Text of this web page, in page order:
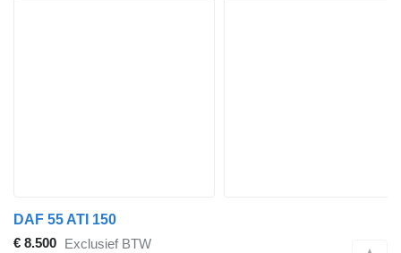
DAF 55 ATI 150
€ 8.500 Exclusief BTW